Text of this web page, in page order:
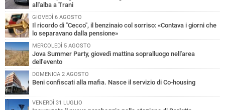
all'alba a Trani
GIOVEDÌ 6 AGOSTO
Il ricordo di "Cecco", il benzinaio col sorriso: «Contava i giorni che
lo separavano dalla pensione»
MERCOLEDÌ 5 AGOSTO
Jova Summer Party, giovedì mattina sopralluogo nell'area
dell'evento
DOMENICA 2 AGOSTO
Beni confiscati alla mafia. Nasce il servizio di Co-housing
VENERDÌ 31 LUGLIO